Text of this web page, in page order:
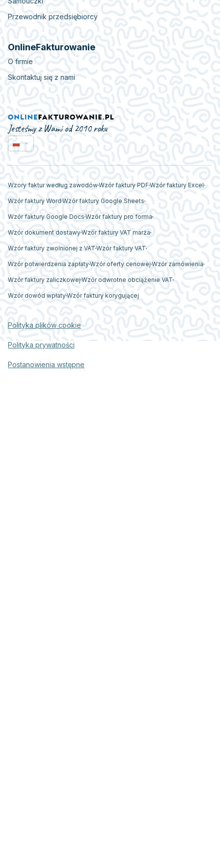
Przewodnik przedsiębiorcy
OnlineFakturowanie
O firmie
Skontaktuj się z nami
Jesteśmy z Wami od 2010 roku
Wzory faktur według zawodówWzór faktury PDF Wzór faktury Excel
Wzór faktury Word Wzór faktury Google Sheets
Wzór faktury Google Docs Wzór faktury pro forma
Wzór dokument dostawyWzór faktury VAT marża
Wzór faktury zwolnionej z VAT Wzór faktury VAT
Wzór potwierdzenia zapłatyWzór oferty cenowej Wzór zamówienia
Wzór faktury zaliczkowej Wzór odwrotne obciążenie VAT
Wzór dowód wpłatyWzór faktury korygującej
Polityka plików cookie
Polityka prywatności
Postanowienia wstępne